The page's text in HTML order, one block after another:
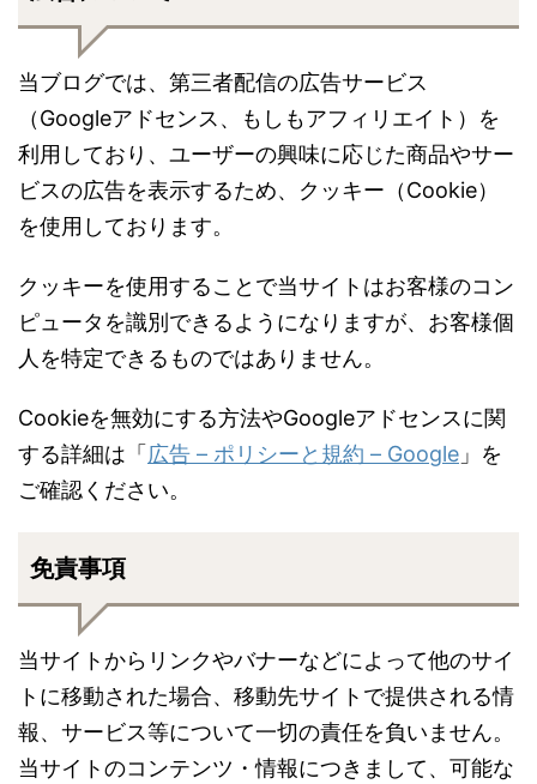
当ブログでは、第三者配信の広告サービス
（Googleアドセンス、もしもアフィリエイト）を
利用しており、ユーザーの興味に応じた商品やサー
ビスの広告を表示するため、クッキー（Cookie）
を使用しております。
クッキーを使用することで当サイトはお客様のコン
ピュータを識別できるようになりますが、お客様個
人を特定できるものではありません。
Cookieを無効にする方法やGoogleアドセンスに関
する詳細は「 広告 – ポリシーと規約 – Google 」を
ご確認ください。
免責事項
当サイトからリンクやバナーなどによって他のサイ
トに移動された場合、移動先サイトで提供される情
報、サービス等について一切の責任を負いません。
当サイトのコンテンツ・情報につきまして、可能な